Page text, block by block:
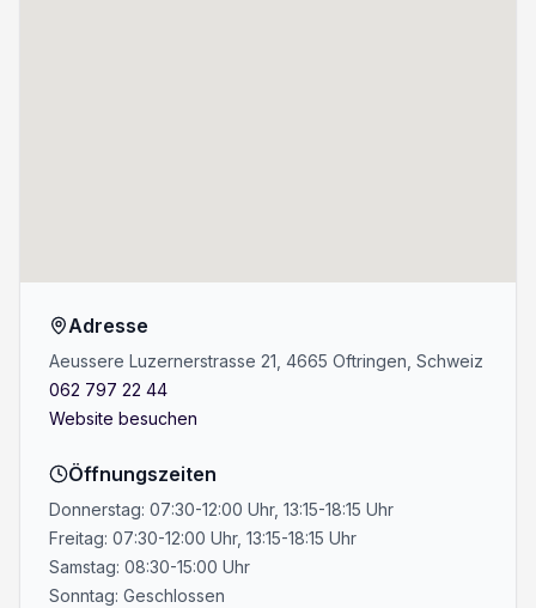
Adresse
Aeussere Luzernerstrasse 21, 4665 Oftringen, Schweiz
062 797 22 44
Website besuchen
Öffnungszeiten
Donnerstag: 07:30-12:00 Uhr, 13:15-18:15 Uhr
Freitag: 07:30-12:00 Uhr, 13:15-18:15 Uhr
Samstag: 08:30-15:00 Uhr
Sonntag: Geschlossen